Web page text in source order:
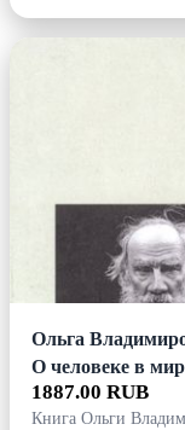
Ольга
О человеке в
1887.00 RUB
Книга Ольги